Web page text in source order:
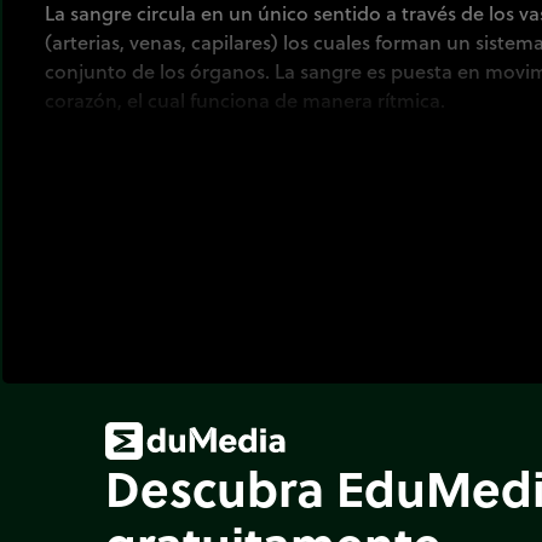
La sangre circula en un único sentido a través de los
(arterias, venas, capilares) los cuales forman un
conjunto de los órganos. La sangre es puesta en
corazón, el cual funciona de manera rítmica.
Descubra